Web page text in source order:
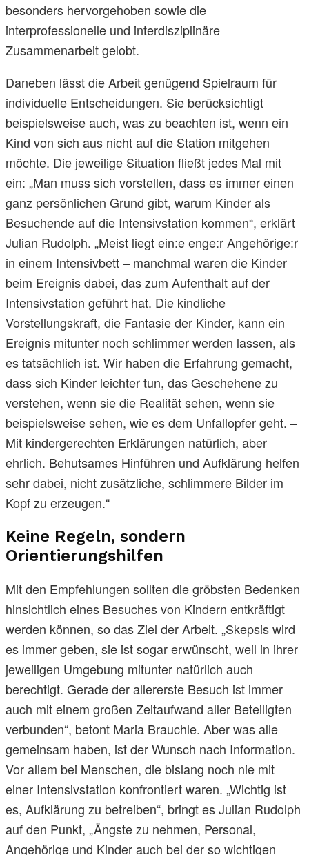
besonders hervorgehoben sowie die
interprofessionelle und interdisziplinäre
Zusammenarbeit gelobt.
Daneben lässt die Arbeit genügend Spielraum für
individuelle Entscheidungen. Sie berücksichtigt
beispielsweise auch, was zu beachten ist, wenn ein
Kind von sich aus nicht auf die Station mitgehen
möchte. Die jeweilige Situation fließt jedes Mal mit
ein: „Man muss sich vorstellen, dass es immer einen
ganz persönlichen Grund gibt, warum Kinder als
Besuchende auf die Intensivstation kommen“, erklärt
Julian Rudolph. „Meist liegt ein:e enge:r Angehörige:r
in einem Intensivbett – manchmal waren die Kinder
beim Ereignis dabei, das zum Aufenthalt auf der
Intensivstation geführt hat. Die kindliche
Vorstellungskraft, die Fantasie der Kinder, kann ein
Ereignis mitunter noch schlimmer werden lassen, als
es tatsächlich ist. Wir haben die Erfahrung gemacht,
dass sich Kinder leichter tun, das Geschehene zu
verstehen, wenn sie die Realität sehen, wenn sie
beispielsweise sehen, wie es dem Unfallopfer geht. –
Mit kindergerechten Erklärungen natürlich, aber
ehrlich. Behutsames Hinführen und Aufklärung helfen
sehr dabei, nicht zusätzliche, schlimmere Bilder im
Kopf zu erzeugen.“
Keine Regeln, sondern
Orientierungshilfen
Mit den Empfehlungen sollten die gröbsten Bedenken
hinsichtlich eines Besuches von Kindern entkräftigt
werden können, so das Ziel der Arbeit. „Skepsis wird
es immer geben, sie ist sogar erwünscht, weil in ihrer
jeweiligen Umgebung mitunter natürlich auch
berechtigt. Gerade der allererste Besuch ist immer
auch mit einem großen Zeitaufwand aller Beteiligten
verbunden“, betont Maria Brauchle. Aber was alle
gemeinsam haben, ist der Wunsch nach Information.
Vor allem bei Menschen, die bislang noch nie mit
einer Intensivstation konfrontiert waren. „Wichtig ist
es, Aufklärung zu betreiben“, bringt es Julian Rudolph
auf den Punkt, „Ängste zu nehmen, Personal,
Angehörige und Kinder auch bei der so wichtigen